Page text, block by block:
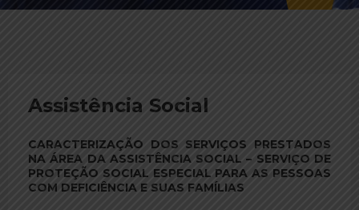
Assistência Social
CARACTERIZAÇÃO DOS SERVIÇOS PRESTADOS
NA ÁREA DA ASSISTÊNCIA SOCIAL – SERVIÇO DE
PROTEÇÃO SOCIAL ESPECIAL PARA AS PESSOAS
COM DEFICIÊNCIA E SUAS FAMÍLIAS